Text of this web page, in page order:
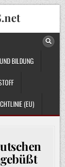
BILDUNG
(EU)